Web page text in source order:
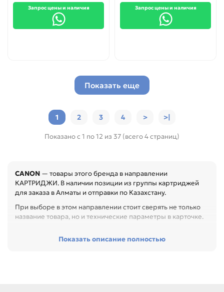
Запрос цены и наличия Запрос цены и наличия
Показать еще
1 2 3 4 > >|
Показано с 1 по 12 из 37 (всего 4 страниц)
CANON — товары этого бренда в направлении
КАРТРИДЖИ. В наличии позиции из группы картриджей
для заказа в Алматы и отправки по Казахстану.
При выборе в этом направлении стоит сверять не только
название товара, но и технические параметры в карточке.
картриджа, цвет, ресурс и наличие чипа. Это помогает
Показать описание полностью